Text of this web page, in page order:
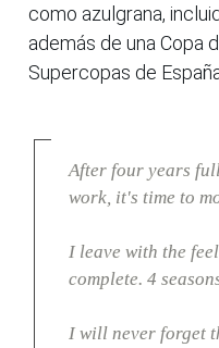
como azulgrana,
además de una Copa
Supercopas de
After four years
work, it's time to
I leave with the
complete. 4
I will never forget